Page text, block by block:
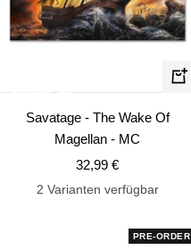
In
Savatage - The Wake Of
Magellan - MC
Angebotspreis
32,99 €
2 Varianten verfügbar
PRE-ORDER